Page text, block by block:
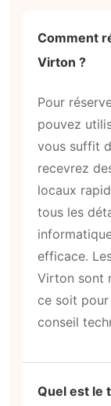
Comment
Virton ?
Pour
pouvez
vous suffit
recevrez
locaux
tous les
efficace.
Virton sont
ce soit
conseil
Quel est le